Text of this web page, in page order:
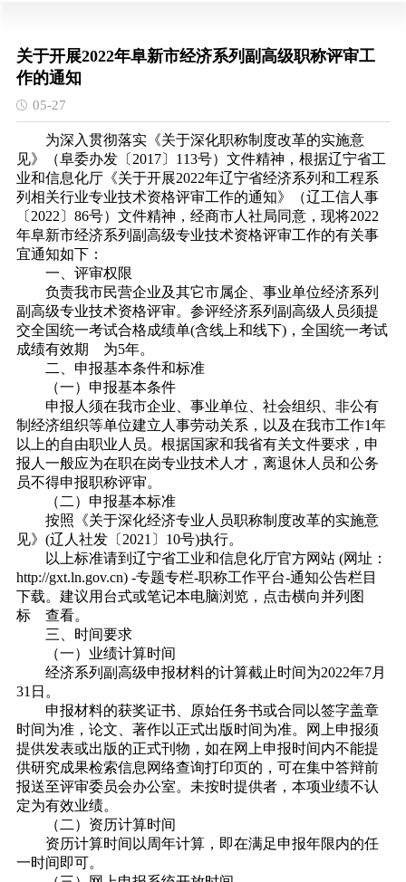
关于开展2022年阜新市经济系列副高级职称评审工
作的通知
05-27
为深入贯彻落实《关于深化职称制度改革的实施意
见》（阜委办发〔2017〕113号）文件精神，根据辽宁省工
业和信息化厅《关于开展2022年辽宁省经济系列和工程系
列相关行业专业技术资格评审工作的通知》（辽工信人事
〔2022〕86号）文件精神，经商市人社局同意，现将2022
年阜新市经济系列副高级专业技术资格评审工作的有关事
宜通知如下：
一、评审权限
负责我市民营企业及其它市属企、事业单位经济系列
副高级专业技术资格评审。参评经济系列副高级人员须提
交全国统一考试合格成绩单(含线上和线下)，全国统一考试
成绩有效期 为5年。
二、申报基本条件和标准
（一）申报基本条件
申报人须在我市企业、事业单位、社会组织、非公有
制经济组织等单位建立人事劳动关系，以及在我市工作1年
以上的自由职业人员。根据国家和我省有关文件要求，申
报人一般应为在职在岗专业技术人才，离退休人员和公务
员不得申报职称评审。
（二）申报基本标准
按照《关于深化经济专业人员职称制度改革的实施意
见》(辽人社发〔2021〕10号)执行。
以上标准请到辽宁省工业和信息化厅官方网站 (网址：
http://gxt.ln.gov.cn) -专题专栏-职称工作平台-通知公告栏目
下载。建议用台式或笔记本电脑浏览，点击横向并列图
标 查看。
三、 时间要求
（一） 业绩计算时间
经济系列副高级申报材料的计算截止时间为2022年7月
31日。
申报材料的获奖证书、原始任务书或合同以签字盖章
时间为准，论文、著作以正式出版时间为准。网上申报须
提供发表或出版的正式刊物，如在网上申报时间内不能提
供研究成果检索信息网络查询打印页的，可在集中答辩前
报送至评审委员会办公室。未按时提供者，本项业绩不认
定为有效业绩。
（二）资历计算时间
资历计算时间以周年计算，即在满足申报年限内的任
一时间即可。